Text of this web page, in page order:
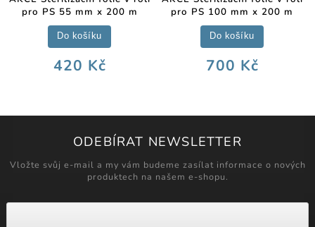
pro PS 55 mm x 200 m
420 Kč
Do košíku
pro PS 100 mm x 200 m
700 Kč
Do košíku
ODEBÍRAT NEWSLETTER
Vložte svůj e-mail a my vám budeme zasílat informace o nových
produktech na našem e-shopu.